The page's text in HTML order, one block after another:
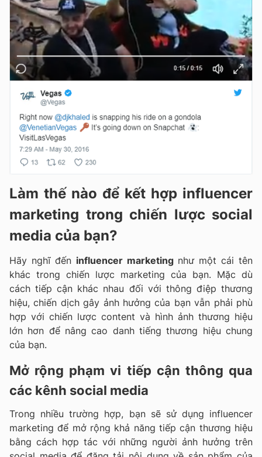
Làm thế nào để kết hợp influencer
marketing trong chiến lược social
media của bạn?
Hãy nghĩ đến influencer marketingnhư một cái tên
khác trong chiến lược marketing của bạn. Mặc dù
cách tiếp cận khác nhau đối với thông điệp thương
hiệu, chiến dịch gây ảnh hưởng của bạn vẫn phải phù
hợp với chiến lược content và hình ảnh thương hiệu
lớn hơn để nâng cao danh tiếng thương hiệu chung
của bạn.
Mở rộng phạm vi tiếp cận thông qua
các kênh social media
Trong nhiều trường hợp, bạn sẽ sử dụng influencer
marketing để mở rộng khả năng tiếp cận thương hiệu
bằng cách hợp tác với những người ảnh hưởng trên